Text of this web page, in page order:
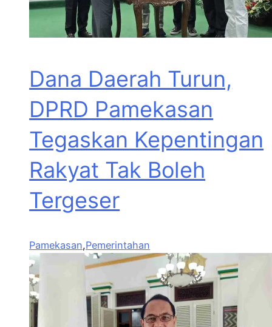
Dana Daerah Turun,
DPRD Pamekasan
Tegaskan Kepentingan
Rakyat Tak Boleh
Tergeser
Pamekasan,Pemerintahan